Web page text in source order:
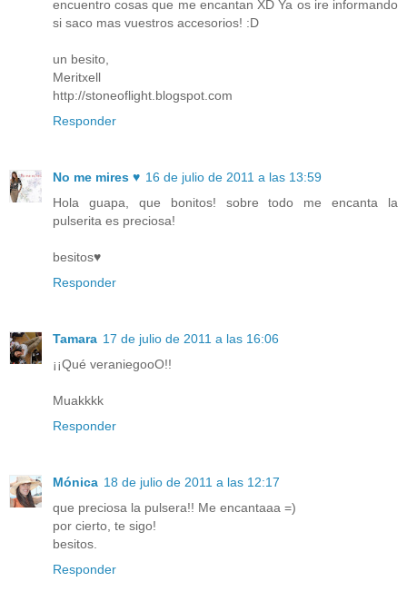
encuentro cosas que me encantan XD Ya os ire informando
si saco mas vuestros accesorios! :D
un besito,
Meritxell
http://stoneoflight.blogspot.com
Responder
No me mires ♥ 16 de julio de 2011 a las 13:59
Hola guapa, que bonitos! sobre todo me encanta la
pulserita es preciosa!
besitos♥
Responder
Tamara 17 de julio de 2011 a las 16:06
¡¡Qué veraniegooO!!
Muakkkk
Responder
Mónica 18 de julio de 2011 a las 12:17
que preciosa la pulsera!! Me encantaaa =)
por cierto, te sigo!
besitos.
Responder